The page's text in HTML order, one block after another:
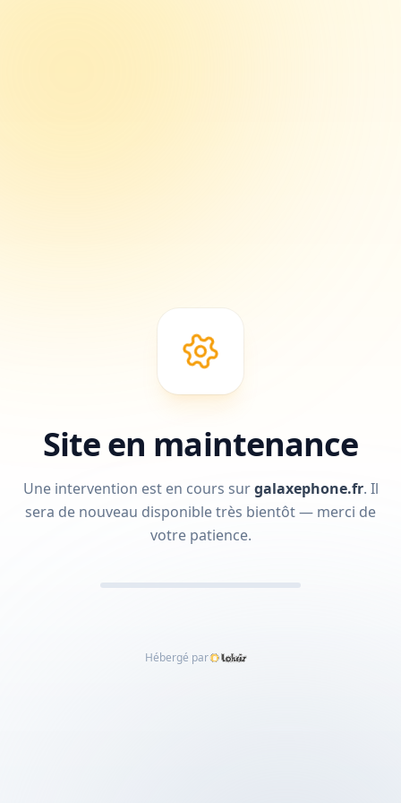
Site en maintenance
Une intervention est en cours surgalaxephone.fr. Il
sera de nouveau disponible très bientôt — merci de
votre patience.
Hébergé par